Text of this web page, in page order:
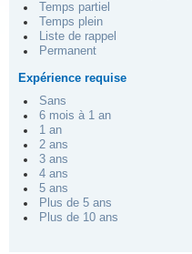
Temps partiel
Temps plein
Liste de rappel
Permanent
Expérience requise
Sans
6 mois à 1 an
1 an
2 ans
3 ans
4 ans
5 ans
Plus de 5 ans
Plus de 10 ans